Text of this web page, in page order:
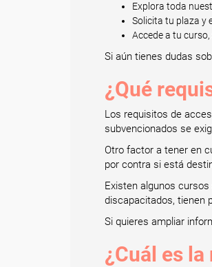
Explora toda
Solicita tu plaza y
Accede a tu
Si aún tienes dudas
¿Qué
Los requisitos de
subvencionados se
Otro factor a tener en
por contra si está
Existen algunos
discapacitados, tienen
Si quieres ampliar
¿Cuál es